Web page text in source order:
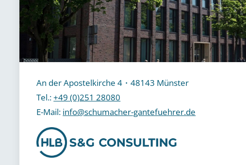
An der Apostelkirche 4・48143 Münster
Tel.:+49 (0)251 28080
E-Mail: info@schumacher-gantefuehrer.de